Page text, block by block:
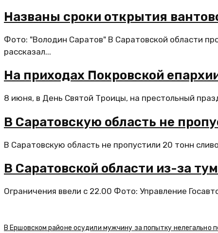
Названы сроки открытия
Фото: "Володин Саратов" В Саратовской области
рассказал...
На приходах Покровской
8 июня, в День Святой Троицы, на престольный
В Саратовскую область не
В Саратовскую область не пропустили 20 тонн
В Саратовской области из-за
Ограничения ввели с 22.00 Фото: Управление
В Ершовском районе осудили мужчину за попытку нелегально